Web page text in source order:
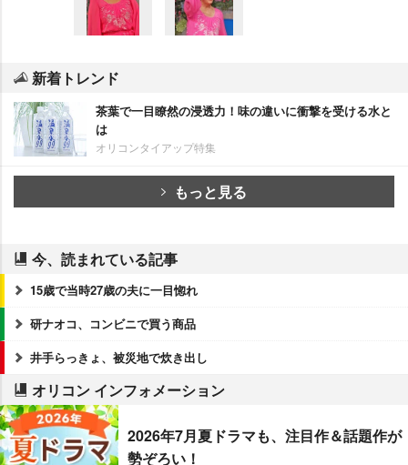
新着トレンド
茶葉で一目瞭然の浸透力！味の違いに衝撃を受ける水と
は
オリコンタイアップ特集
もっと見る
今、読まれている記事
15歳で当時27歳の夫に一目惚れ
研ナオコ、コンビニで買う商品
井手らっきょ、被災地で炊き出し
オリコン インフォメーション
2026年7月夏ドラマも、注目作＆話題作が
勢ぞろい！